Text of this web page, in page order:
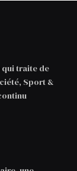
qui traite de
Sport &